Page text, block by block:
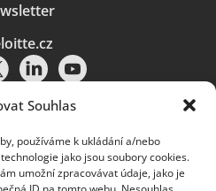
Souhlas
používáme k ukládání a/nebo
jako jsou soubory cookies.
umožní zpracovávat údaje, jako je
údajů|Soubory cookies |